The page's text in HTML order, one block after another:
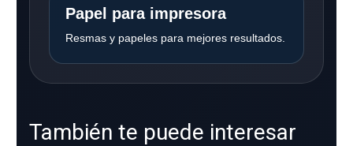
Papel para impresora
Resmas y papeles para mejores resultados.
También te puede interesar